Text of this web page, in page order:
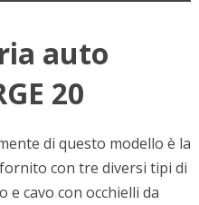
auto
20
di questo modello è la
con tre diversi tipi di
e cavo con occhielli da